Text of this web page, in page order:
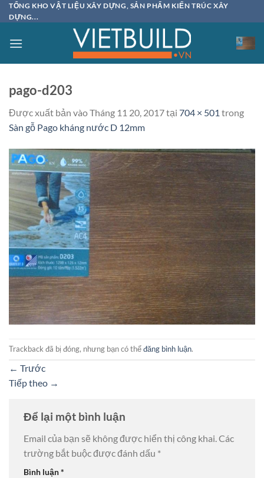
Bỏ
qua
dung
TỔNG KHO VẬT LIỆU XÂY DỰNG, SẢN PHẨM KIẾN TRÚC XÂY
DỰNG...
pago-d203
Được xuất bản vàoTháng 11 20, 2017tại 704 × 501 trong
Sàn gỗ Pago kháng nước D 12mm
Trackback đã bị đóng, nhưng bạn có thểđăng bình luận.
← Trước
Tiếp theo →
Để lại một bình luận
Email của bạn sẽ không được hiển thị công khai.Các
trường bắt buộc được đánh dấu *
Bình luận*